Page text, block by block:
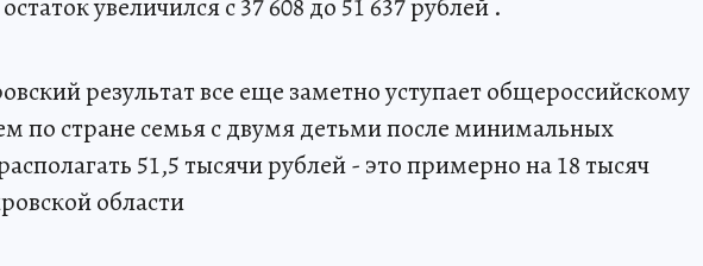
результат все еще заметно уступает общероссийскому
по стране семья с двумя детьми после минимальных
51,5 тысячи рублей - это примерно на 18 тысяч
области